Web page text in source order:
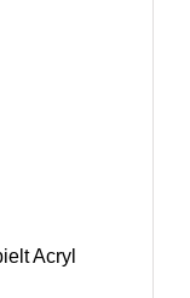
Acryl